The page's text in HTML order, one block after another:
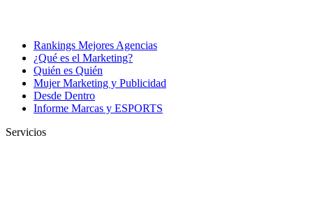
Rankings Mejores Agencias
¿Qué es el Marketing?
Quién es Quién
Mujer Marketing y Publicidad
Desde Dentro
Informe Marcas y ESPORTS
Servicios